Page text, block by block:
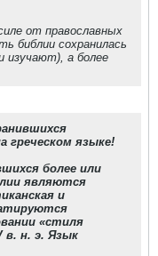
от православных
библии сохранилась
изучают), а более
греческом языке!
более или
являются
и
«стиля
в. н. э. Язык